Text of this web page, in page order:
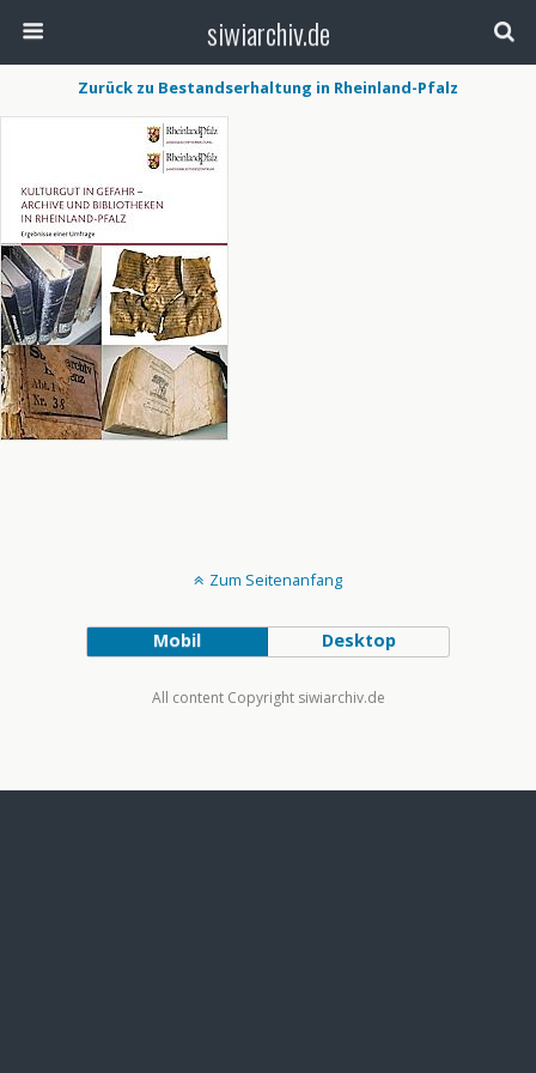
siwiarchiv.de
Zurück zu Bestandserhaltung in Rheinland-Pfalz
Zum Seitenanfang
Mobil Desktop
All content Copyright siwiarchiv.de